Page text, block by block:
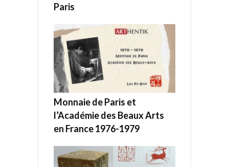
Paris
Monnaie de Paris et
l’Académie des Beaux Arts
en France 1976-1979